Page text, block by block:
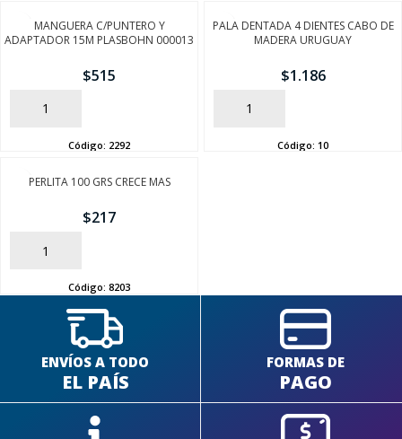
MANGUERA C/PUNTERO Y
ADAPTADOR 15M PLASBOHN 000013
$515
AÑADIR
Código: 2292
PALA DENTADA 4 DIENTES CABO DE
MADERA URUGUAY
$1.186
AÑADIR
Código: 10
PERLITA 100 GRS CRECE MAS
$217
AÑADIR
Código: 8203
ENVÍOS A TODO
EL PAÍS
FORMAS DE
PAGO